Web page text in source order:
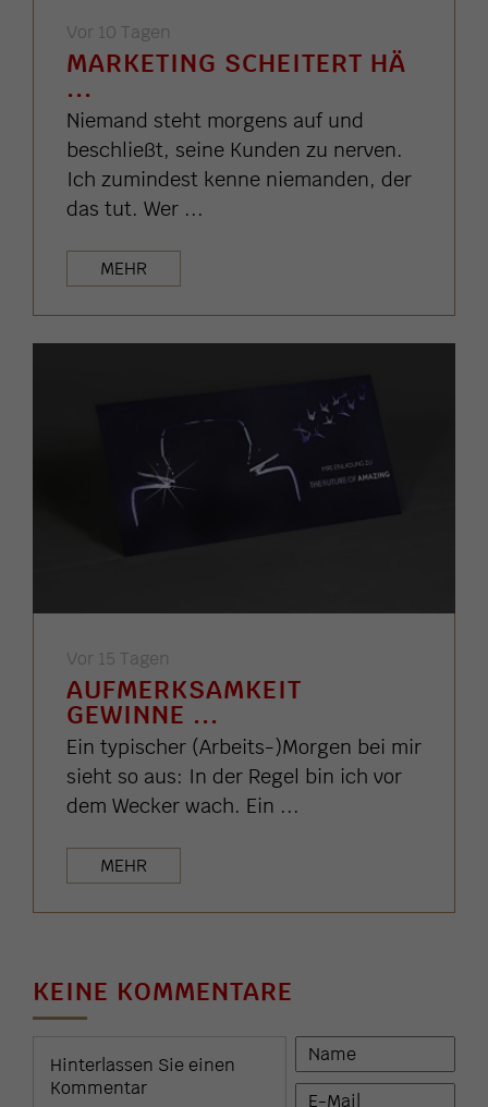
Vor 10 Tagen
MARKETING SCHEITERT HÄ
...
Niemand steht morgens auf und
beschließt, seine Kunden zu nerven.
Ich zumindest kenne niemanden, der
das tut. Wer ...
MEHR
Vor 15 Tagen
AUFMERKSAMKEIT
GEWINNE ...
Ein typischer (Arbeits-)Morgen bei mir
sieht so aus: In der Regel bin ich vor
dem Wecker wach. Ein ...
MEHR
KEINE KOMMENTARE